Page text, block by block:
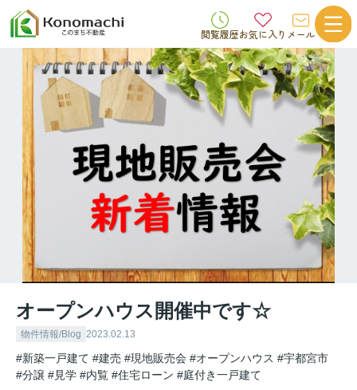
閲覧履歴お気に入り メール
オープンハウス開催中です☆
物件情報/Blog 2023.02.13
#新築一戸建て #建売 #現地販売会 #オープンハウス #宇都宮市
#分譲 #見学 #内覧 #住宅ローン #庭付き一戸建て